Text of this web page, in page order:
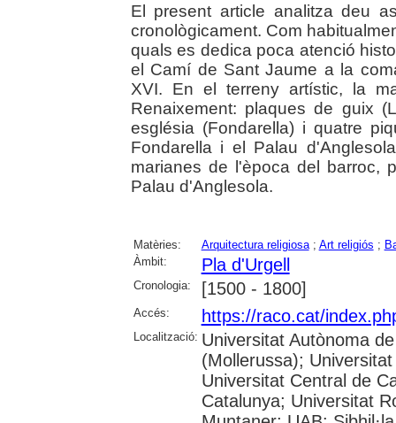
El present article analitza deu
cronològicament. Com
quals es dedica poca atenció
el Camí de Sant Jaume a la
XVI. En el terreny artístic, la
Renaixement: plaques de guix
església (Fondarella) i quatre
Fondarella i el Palau
marianes de l'època del barroc,
Palau d'Anglesola.
Matèries: Arquitectura religiosa; Art religiós ;
Àmbit:
Pla d'Urgell
Cronologia: [1500 - 1800]
Accés: https://raco.cat/
Localització: Universitat Autònoma
(Mollerussa);
Universitat Central de
Catalunya; Universitat